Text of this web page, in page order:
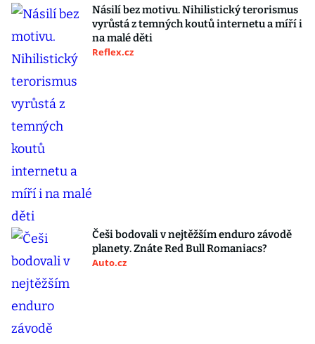
Násilí bez motivu. Nihilistický terorismus
vyrůstá z temných koutů internetu a míří i
na malé děti
Reflex.cz
Češi bodovali v nejtěžším enduro závodě
planety. Znáte Red Bull Romaniacs?
Auto.cz